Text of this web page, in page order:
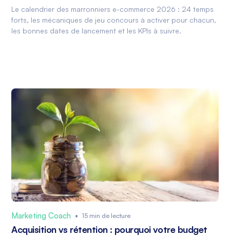
Le calendrier des marronniers e-commerce 2026 : 24 temps
forts, les mécaniques de jeu concours à activer pour chacun,
les bonnes dates de lancement et les KPIs à suivre.
Marketing Coach • 15 min de lecture
Acquisition vs rétention : pourquoi votre budget